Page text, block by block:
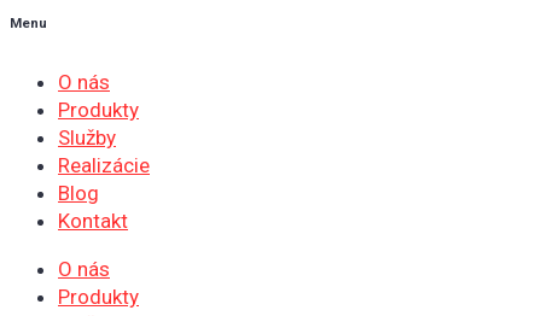
Menu
O nás
Produkty
Služby
Realizácie
Blog
Kontakt
O nás
Produkty